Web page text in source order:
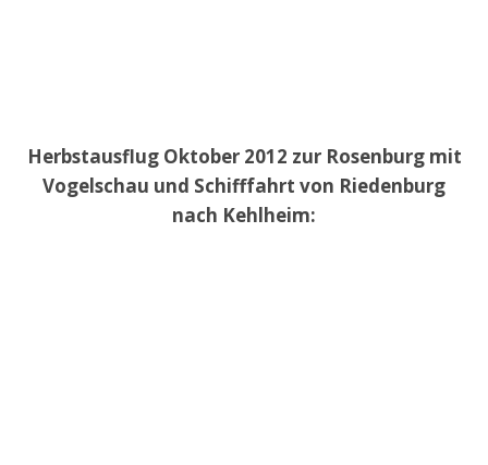
Herbstausflug Oktober 2012 zur Rosenburg mit
Vogelschau und Schifffahrt von Riedenburg
nach Kehlheim: